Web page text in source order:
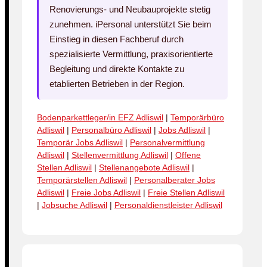
Renovierungs- und Neubauprojekte stetig
zunehmen. iPersonal unterstützt Sie beim
Einstieg in diesen Fachberuf durch
spezialisierte Vermittlung, praxisorientierte
Begleitung und direkte Kontakte zu
etablierten Betrieben in der Region.
Bodenparkettleger/in EFZ Adliswil | Temporärbüro
Adliswil | Personalbüro Adliswil | Jobs Adliswil |
Temporär Jobs Adliswil | Personalvermittlung
Adliswil | Stellenvermittlung Adliswil | Offene
Stellen Adliswil | Stellenangebote Adliswil |
Temporärstellen Adliswil | Personalberater Jobs
Adliswil | Freie Jobs Adliswil | Freie Stellen Adliswil
| Jobsuche Adliswil | Personaldienstleister Adliswil